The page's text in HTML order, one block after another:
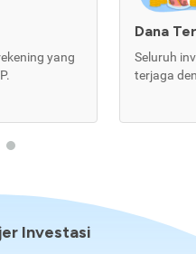
yang
Dana
Seluruh
terjaga
Investasi